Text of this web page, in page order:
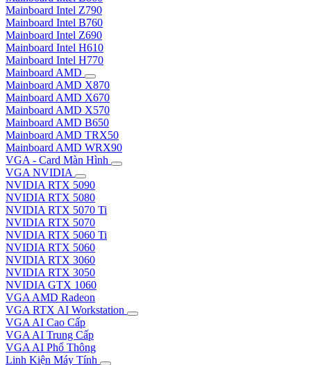
Mainboard Intel Z790
Mainboard Intel B760
Mainboard Intel Z690
Mainboard Intel H610
Mainboard Intel H770
Mainboard AMD
Mainboard AMD X870
Mainboard AMD X670
Mainboard AMD X570
Mainboard AMD B650
Mainboard AMD TRX50
Mainboard AMD WRX90
VGA - Card Màn Hình
VGA NVIDIA
NVIDIA RTX 5090
NVIDIA RTX 5080
NVIDIA RTX 5070 Ti
NVIDIA RTX 5070
NVIDIA RTX 5060 Ti
NVIDIA RTX 5060
NVIDIA RTX 3060
NVIDIA RTX 3050
NVIDIA GTX 1060
VGA AMD Radeon
VGA RTX AI Workstation
VGA AI Cao Cấp
VGA AI Trung Cấp
VGA AI Phổ Thông
Linh Kiện Máy Tính